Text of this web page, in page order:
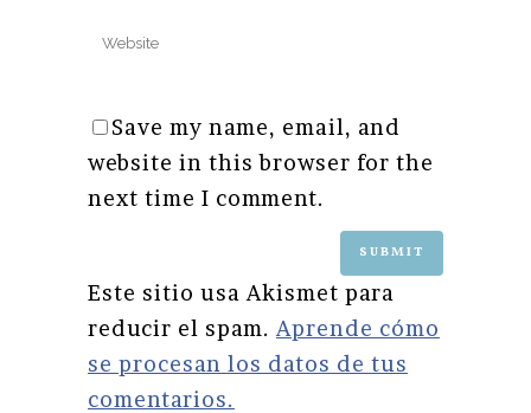
Save my name, email, and
website in this browser for the
next time I comment.
Este sitio usa Akismet para
reducir el spam. Aprende cómo
se procesan los datos de tus
comentarios.